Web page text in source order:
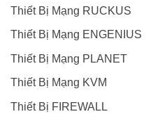
Thiết Bị Mạng RUCKUS
Thiết Bị Mạng ENGENIUS
Thiết Bị Mạng PLANET
Thiết Bị Mạng KVM
Thiết Bị FIREWALL